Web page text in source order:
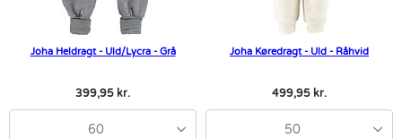
Joha Heldragt - Uld/Lycra - Grå
399,95 kr.
60
Joha Køredragt - Uld - Råhvid
499,95 kr.
50